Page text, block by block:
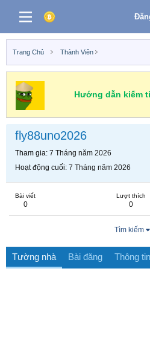
Trang Chủ Thành Viên
Hướng dẫn kiếm
fly88uno2026
Tham gia 7 Tháng năm 2026
Hoạt động cuối 7 Tháng năm 2026
Bài viết
0
Lượt thích
0
Tìm kiếm
Tường nhà Bài đăng Thông tin